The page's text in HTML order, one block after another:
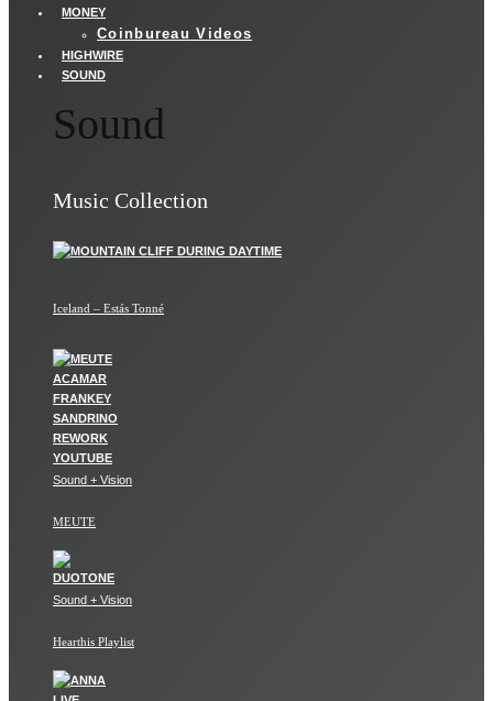
MONEY
Coinbureau Videos
HIGHWIRE
SOUND
Sound
Music Collection
Iceland – Estás Tonné
Sound + Vision
MEUTE
Sound + Vision
Hearthis Playlist